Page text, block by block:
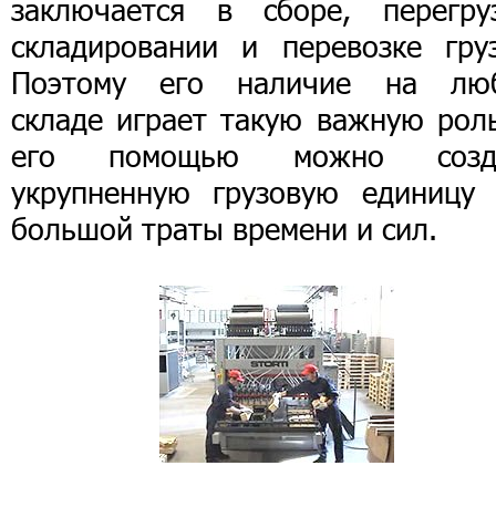
заключается в сборе,
складировании и перевозке
Поэтому его наличие на
складе играет такую важную
его помощью можно
укрупненную грузовую единицу
большой траты времени и сил.